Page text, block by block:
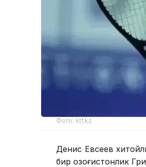
Фото: ktf.kz
Денис Евсеев
бир қозоғистонлик